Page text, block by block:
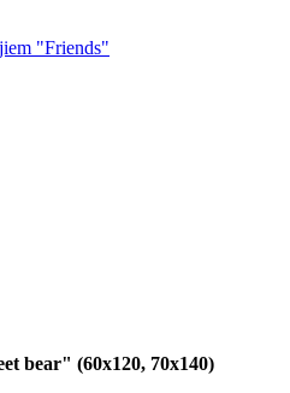
"Friends"
bear" (60x120, 70x140)